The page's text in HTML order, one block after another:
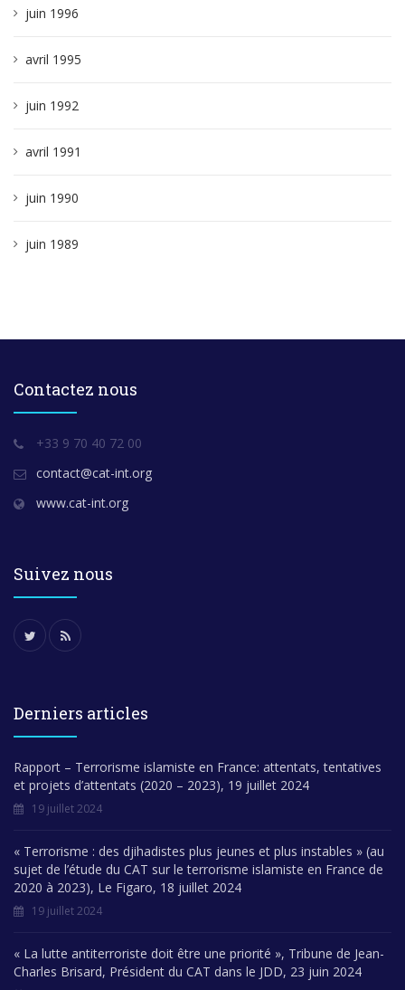
juin 1996
avril 1995
juin 1992
avril 1991
juin 1990
juin 1989
Contactez nous
+33 9 70 40 72 00
contact@cat-int.org
www.cat-int.org
Suivez nous
Derniers articles
Rapport – Terrorisme islamiste en France: attentats, tentatives
et projets d’attentats (2020 – 2023), 19 juillet 2024
19 juillet 2024
« Terrorisme : des djihadistes plus jeunes et plus instables » (au
sujet de l’étude du CAT sur le terrorisme islamiste en France de
2020 à 2023), Le Figaro, 18 juillet 2024
19 juillet 2024
« La lutte antiterroriste doit être une priorité », Tribune de Jean-
Charles Brisard, Président du CAT dans le JDD, 23 juin 2024